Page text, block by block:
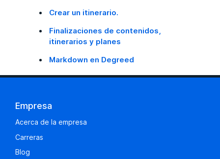
Crear un itinerario.
Finalizaciones de contenidos,
itinerarios y planes
Markdown en Degreed
Empresa
Acerca de la empresa
Carreras
Blog